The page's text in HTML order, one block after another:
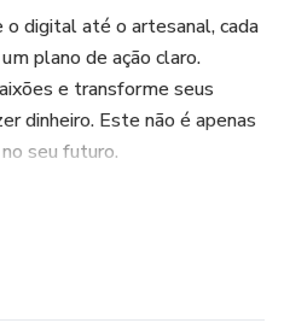
o digital até o artesanal, cada
plano de ação claro.
e transforme seus
dinheiro. Este não é apenas
seu futuro.
nato ou alguém que está
dicas práticas e conselhos